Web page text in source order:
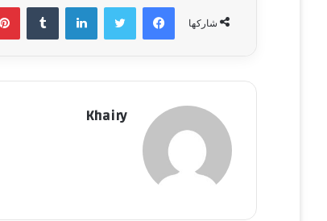
شاركها
فيسبوك تويتر لينكدإن ‏Tumblr
Khairy